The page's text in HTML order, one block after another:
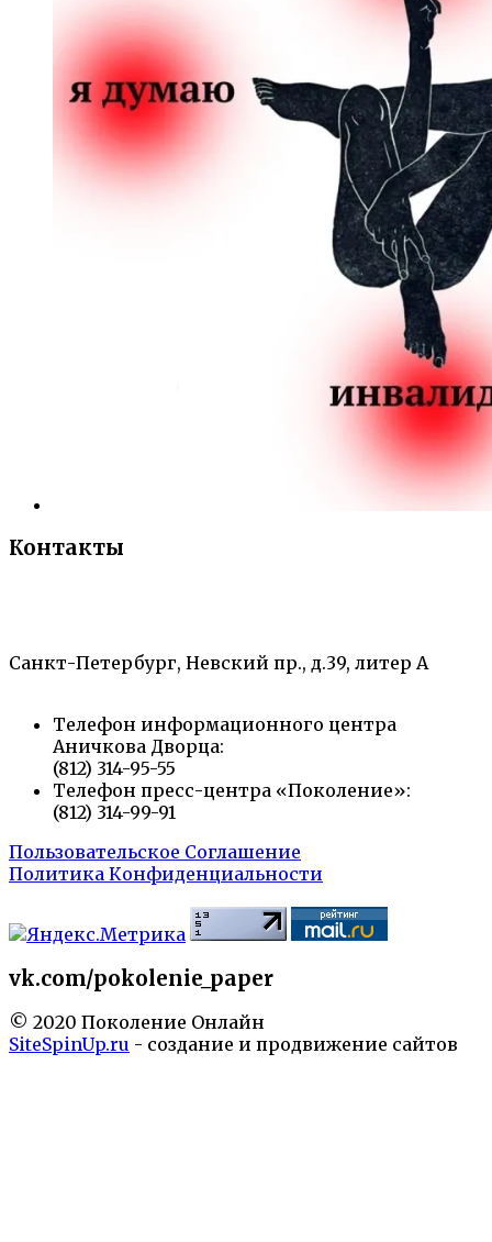
Контакты
Санкт-Петербург, Невский пр., д.39, литер А
Телефон информационного центра
Аничкова Дворца:
(812) 314-95-55
Телефон пресс-центра «Поколение»:
(812) 314-99-91
Пользовательское Соглашение
Политика Конфиденциальности
vk.com/pokolenie_paper
© 2020 Поколение Онлайн
SiteSpinUp.ru - создание и продвижение сайтов